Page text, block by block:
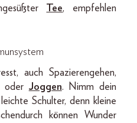
Tee, empfehlen
auch Spazierengehen,
oder Joggen. Nimm dein
Schulter, denn kleine
können Wunder